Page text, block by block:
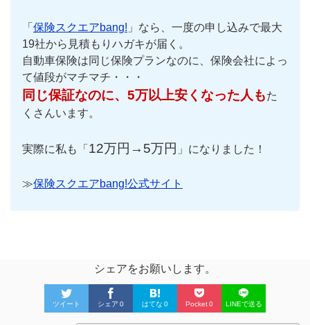
「 保険スクエアbang! 」なら、一度の申し込みで最大
19社から見積もりハガキが届く。
自動車保険は同じ保険プランなのに、保険会社によっ
て値段がマチマチ・・・
同じ保証なのに、5万以上安くなった人もた
くさんいます。
実際に私も「 12万円→5万円 」になりました！
≫保険スクエアbang!公式サイト
シェアをお願いします。
ツイート シェア 0 はてな 0 Pocket0 LINEで送る